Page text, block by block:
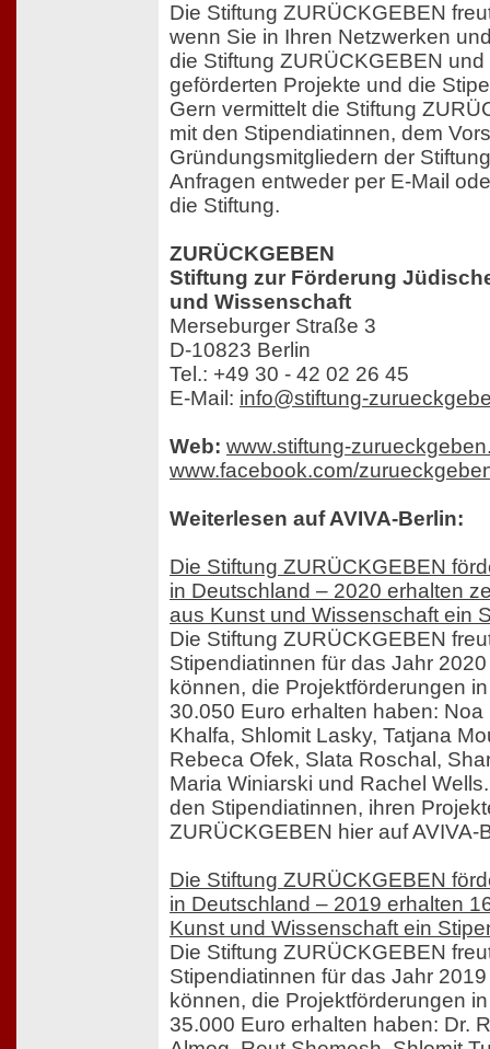
Die Stiftung ZURÜCKGEBEN
wenn Sie in Ihren Netzwerken
die Stiftung ZURÜCKGEBEN
geförderten Projekte und die
Gern vermittelt die Stiftung
mit den Stipendiatinnen, dem
Gründungsmitgliedern der
Anfragen entweder per E-Mail
die Stiftung.
ZURÜCKGEBEN
Stiftung zur Förderung
und Wissenschaft
Merseburger Straße 3
D-10823 Berlin
Tel.: +49 30 - 42 02 26 45
E-Mail: info@stiftung-
Web: www.stiftung-
www.facebook.com/
Weiterlesen auf AVIVA-Berlin:
Die Stiftung ZURÜCKGEBEN
in Deutschland – 2020 erhalten
aus Kunst und Wissenschaft ein
Die Stiftung ZURÜCKGEBEN
Stipendiatinnen für das Jahr
können, die Projektförderungen
30.050 Euro erhalten haben:
Khalfa, Shlomit Lasky, Tatjana
Rebeca Ofek, Slata Roschal,
Maria Winiarski und Rachel
den Stipendiatinnen, ihren
ZURÜCKGEBEN hier auf AVIVA-
Die Stiftung ZURÜCKGEBEN
in Deutschland – 2019 erhalten
Kunst und Wissenschaft ein
Die Stiftung ZURÜCKGEBEN
Stipendiatinnen für das Jahr
können, die Projektförderungen
35.000 Euro erhalten haben: Dr.